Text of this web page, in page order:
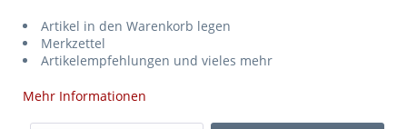
149,50 € *
Artikel in den Warenkorb legen
Merkzettel
Artikelempfehlungen und vieles mehr
Mehr Informationen